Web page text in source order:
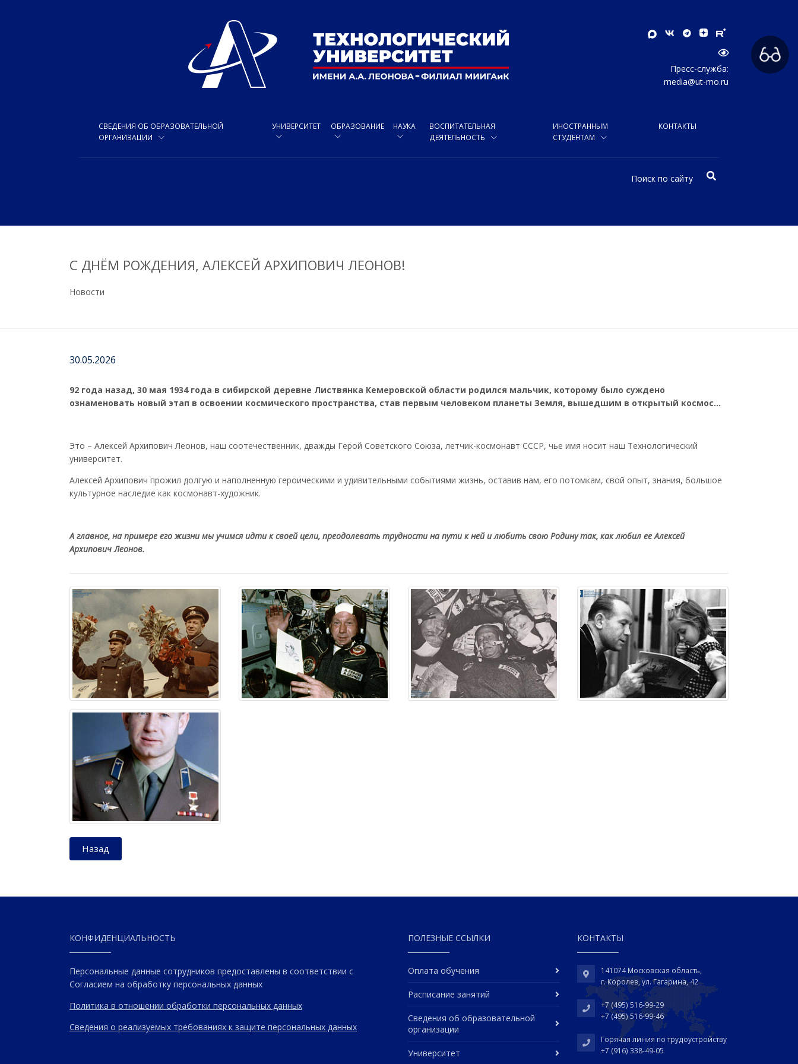
Пресс-служба:
media@ut-mo.ru
СВЕДЕНИЯ ОБ ОБРАЗОВАТЕЛЬНОЙ
ОРГАНИЗАЦИИ
УНИВЕРСИТЕТ ОБРАЗОВАНИЕ НАУКА
ВОСПИТАТЕЛЬНАЯ
ДЕЯТЕЛЬНОСТЬ
ИНОСТРАННЫМ
СТУДЕНТАМ
КОНТАКТЫ
С ДНЁМ РОЖДЕНИЯ, АЛЕКСЕЙ АРХИПОВИЧ ЛЕОНОВ!
Новости
30.05.2026
92 года назад, 30 мая 1934 года в сибирской деревне Листвянка Кемеровской области родился мальчик, которому было суждено
ознаменовать новый этап в освоении космического пространства, став первым человеком планеты Земля, вышедшим в открытый космос…
Это – Алексей Архипович Леонов, наш соотечественник, дважды Герой Советского Союза, летчик-космонавт СССР, чье имя носит наш Технологический
университет.
Алексей Архипович прожил долгую и наполненную героическими и удивительными событиями жизнь, оставив нам, его потомкам, свой опыт, знания, большое
культурное наследие как космонавт-художник.
А главное, на примере его жизни мы учимся идти к своей цели, преодолевать трудности на пути к ней и любить свою Родину так, как любил ее Алексей
Архипович Леонов.
Назад
КОНФИДЕНЦИАЛЬНОСТЬ
Персональные данные сотрудников предоставлены в соответствии с
Согласием на обработку персональных данных
Политика в отношении обработки персональных данных
Сведения о реализуемых требованиях к защите персональных данных
ПОЛЕЗНЫЕ ССЫЛКИ
Оплата обучения
Расписание занятий
Сведения об образовательной
организации
Университет
КОНТАКТЫ
141074 Московская область,
г. Королев, ул. Гагарина, 42
+7 (495) 516-99-29
+7 (495) 516-99-46
Горячая линия по трудоустройству
+7 (916) 338-49-05